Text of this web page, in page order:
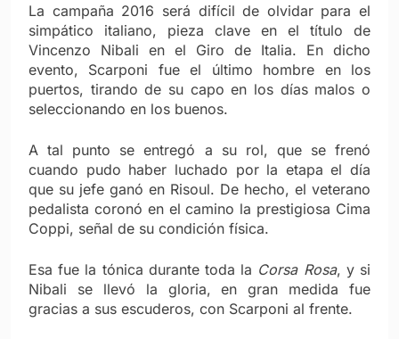
La campaña 2016 será difícil de olvidar para el
simpático italiano, pieza clave en el título de
Vincenzo Nibali en el Giro de Italia. En dicho
evento, Scarponi fue el último hombre en los
puertos, tirando de su capo en los días malos o
seleccionando en los buenos.
A tal punto se entregó a su rol, que se frenó
cuando pudo haber luchado por la etapa el día
que su jefe ganó en Risoul. De hecho, el veterano
pedalista coronó en el camino la prestigiosa Cima
Coppi, señal de su condición física.
Esa fue la tónica durante toda la Corsa Rosa, y si
Nibali se llevó la gloria, en gran medida fue
gracias a sus escuderos, con Scarponi al frente.